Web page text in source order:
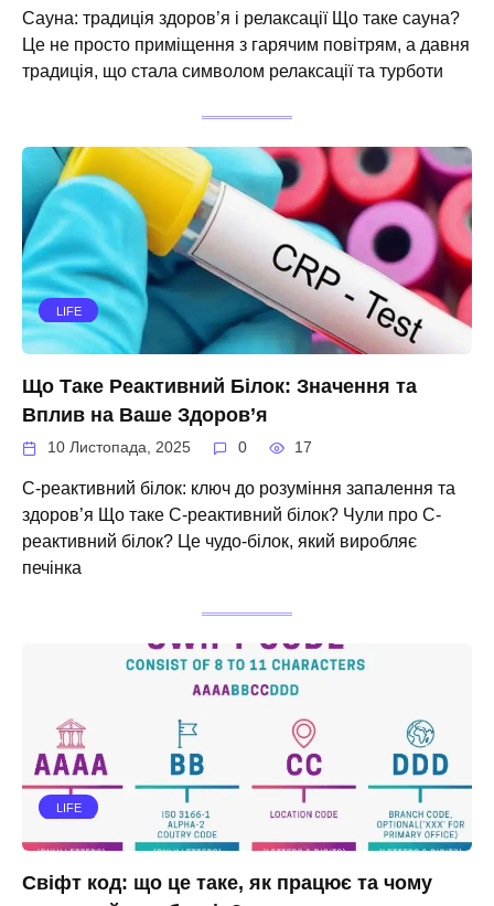
Сауна: традиція здоров’я і релаксації Що таке сауна?
Це не просто приміщення з гарячим повітрям, а давня
традиція, що стала символом релаксації та турботи
LIFE
Що Таке Реактивний Білок: Значення та
Вплив на Ваше Здоров’я
10 Листопада, 2025 0 17
С-реактивний білок: ключ до розуміння запалення та
здоров’я Що таке С-реактивний білок? Чули про С-
реактивний білок? Це чудо-білок, який виробляє
печінка
LIFE
Свіфт код: що це таке, як працює та чому